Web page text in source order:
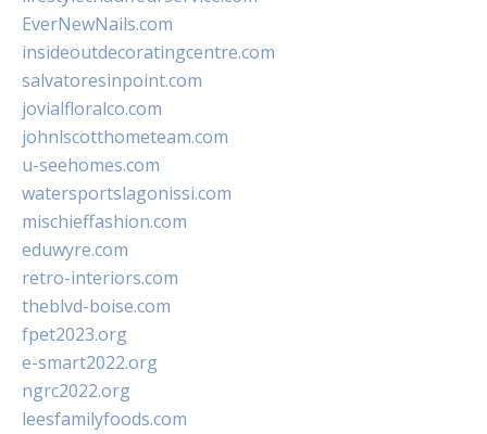
EverNewNails.com
insideoutdecoratingcentre.com
salvatoresinpoint.com
jovialfloralco.com
johnlscotthometeam.com
u-seehomes.com
watersportslagonissi.com
mischieffashion.com
eduwyre.com
retro-interiors.com
theblvd-boise.com
fpet2023.org
e-smart2022.org
ngrc2022.org
leesfamilyfoods.com